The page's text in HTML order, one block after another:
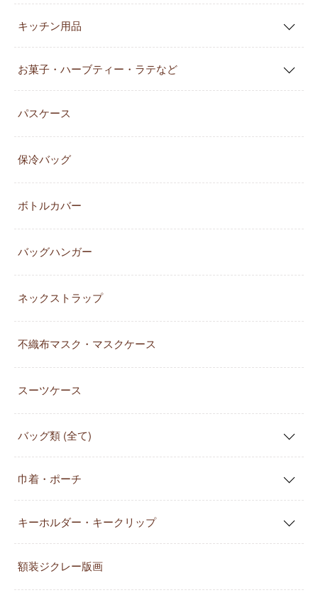
キッチン用品
お菓子・ハーブティー・ラテなど
パスケース
保冷バッグ
ボトルカバー
バッグハンガー
ネックストラップ
不織布マスク・マスクケース
スーツケース
バッグ類 (全て)
巾着・ポーチ
キーホルダー・キークリップ
額装ジクレー版画